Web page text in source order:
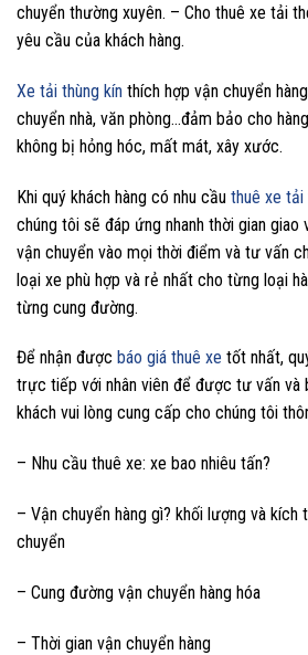
chuyển thường xuyên. – Cho thuê xe tải
yêu cầu của khách hàng.
Xe tải thùng kín thích hợp vận chuyển
chuyển nhà, văn phòng…đảm bảo cho
không bị hỏng hóc, mất mát, xây xước.
Khi quý khách hàng có nhu cầu thuê xe tải
chúng tôi sẽ đáp ứng nhanh thời gian giao
vận chuyển vào mọi thời điểm và tư vấn
loại xe phù hợp và rẻ nhất cho từng loại
từng cung đường.
Để nhận được báo giá thuê xe tốt nhất,
trực tiếp với nhân viên để được tư vấn và
khách vui lòng cung cấp cho chúng tôi
– Nhu cầu thuê xe: xe bao nhiêu tấn?
– Vận chuyển hàng gì? khối lượng và kích
chuyển
– Cung đường vận chuyển hàng hóa
– Thời gian vận chuyển hàng